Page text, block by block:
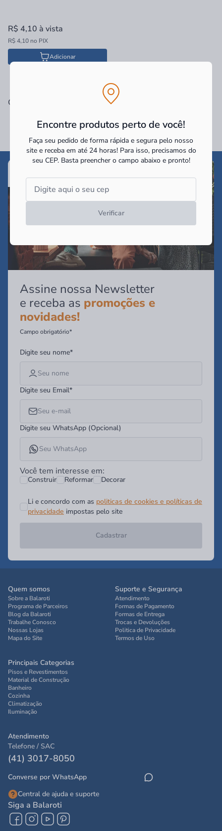
Encontre produtos perto de você!
Faça seu pedido de forma rápida e segura pelo nosso
site e receba em até 24 horas! Para isso, precisamos do
seu CEP. Basta preencher o campo abaixo e pronto!
Verificar
R$ 4,10 à vista
R$ 4,10 no PIX
Adicionar
Categorias Relacionadas
Assine nossa Newsletter
e receba as promoções e
novidades!
Campo obrigatório*
Digite seu nome*
Digite seu Email*
Digite seu WhatsApp (Opcional)
Você tem interesse em:
Construir Reformar Decorar
Li e concordo com as politicas de cookies e políticas de
privacidade impostas pelo site
Cadastrar
Quem somos
Sobre a Balaroti
Programa de Parceiros
Blog da Balaroti
Trabalhe Conosco
Nossas Lojas
Mapa do Site
Suporte e Segurança
Atendimento
Formas de Pagamento
Formas de Entrega
Trocas e Devoluções
Politica de Privacidade
Termos de Uso
Principais Categorias
Pisos e Revestimentos
Material de Construção
Banheiro
Cozinha
Climatização
Iluminação
Atendimento
Telefone / SAC
(41) 3017-8050
Converse por WhatsApp
Central de ajuda e suporte
Siga a Balaroti